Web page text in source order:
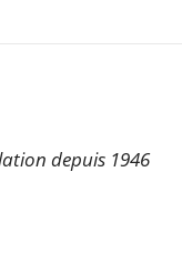
depuis 1946